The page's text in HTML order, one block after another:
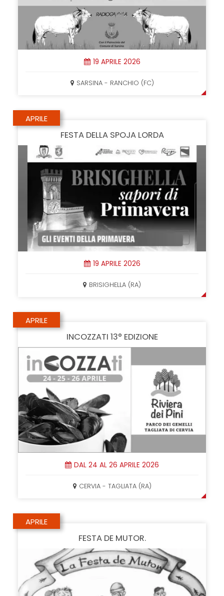
19 APRILE 2026
SARSINA - RANCHIO (FC)
APRILE
FESTA DELLA SPOJA LORDA
19 APRILE 2026
BRISIGHELLA (RA)
APRILE
INCOZZATI 13° EDIZIONE
DAL 24 AL 26 APRILE 2026
CERVIA - TAGLIATA (RA)
APRILE
FESTA DE MUTOR.